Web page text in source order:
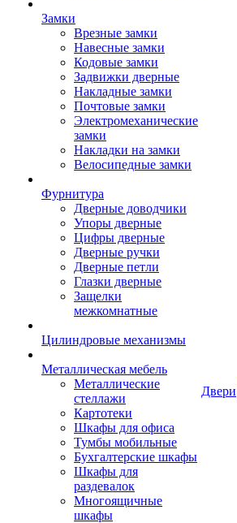
Замки
Врезные замки
Навесные замки
Кодовые замки
Задвижки дверные
Накладные замки
Почтовые замки
Электромеханические
замки
Накладки на замки
Велосипедные замки
Фурнитура
Дверные доводчики
Упоры дверные
Цифры дверные
Дверные ручки
Дверные петли
Глазки дверные
Защелки
межкомнатные
Цилиндровые механизмы
Металлическая мебель
Металлические
стеллажи
Картотеки
Шкафы для офиса
Тумбы мобильные
Бухгалтерские шкафы
Шкафы для
раздевалок
Многоящичные
шкафы
Двери